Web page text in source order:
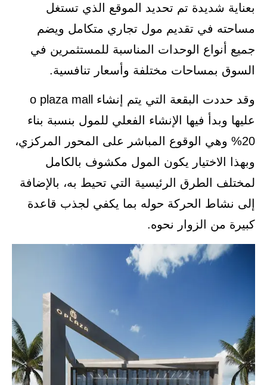
بعناية شديدة تم تحديد الموقع الذي تستغل
مساحته في تقديم مول تجاري متكامل ويضم
جميع أنواع الوحدات المناسبة للمستثمرين في
السوق بمساحات مختلفة وأسعار تنافسية.
وقد حددت البقعة التي يتم إنشاء o plaza mall
عليها وبدأ فيها الإنشاء الفعلي للمول بنسبة بناء
20% وهي الوقوع المباشر على المحور المركزي،
وبهذا الاختيار يكون المول مكشوف بالكامل
لمختلف الطرق الرئيسية التي تحيط به، بالإضافة
إلى نشاط الحركة حوله بما يكفي لجذب قاعدة
كبيرة من الزوار نحوه.